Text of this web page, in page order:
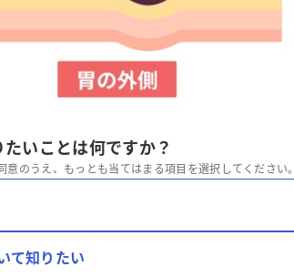
いことは何ですか？
意のうえ、もっとも当てはまる項目を選択してください。
て知りたい